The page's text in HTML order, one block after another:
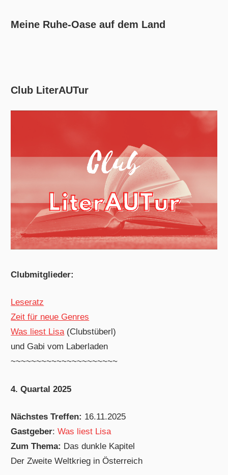
Meine Ruhe-Oase auf dem Land
Club LiterAUTur
Clubmitglieder:
Leseratz
Zeit für neue Genres
Was liest Lisa(Clubstüberl)
und Gabi vom Laberladen
~~~~~~~~~~~~~~~~~~~~~
4. Quartal 2025
Nächstes Treffen: 16.11.2025
Gastgeber:Was liest Lisa
Zum Thema: Das dunkle Kapitel
Der Zweite Weltkrieg in Österreich